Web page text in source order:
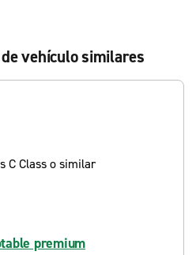
vehículo similares
premium